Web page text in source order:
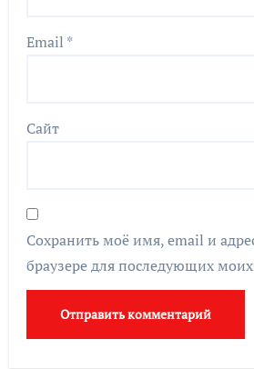
Email *
Сайт
Сохранить моё имя, email и
браузере для последующих